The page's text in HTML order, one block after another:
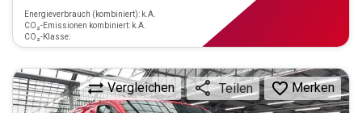
Energieverbrauch (kombiniert): k.A.
CO₂-Emissionen kombiniert: k.A.
CO₂-Klasse:
Vergleichen Teilen Merken